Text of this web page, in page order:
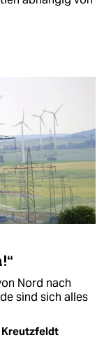
Nord nach
sind sich alles
Kreutzfeldt